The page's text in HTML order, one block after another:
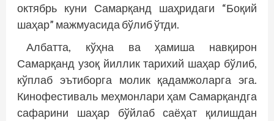
октябрь куни Самарқанд шаҳридаги “Боқий
шаҳар” мажмуасида бўлиб ўтди.
Албатта, кўҳна ва ҳамиша навқирон
Самарқанд узоқ йиллик тарихий шаҳар бўлиб,
кўплаб эътиборга молик қадамжоларга эга.
Кинофестиваль меҳмонлари ҳам Самарқандга
сафарини шаҳар бўйлаб саёҳат қилишдан